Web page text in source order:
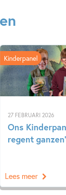
27 FEBRUARI 2026
Ons
regent ganzen’
Kinderpanel
Lees meer